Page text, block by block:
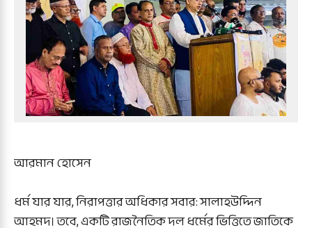
আরমান হোসেন
ধর্ম যার যার, নিরাপত্তার অধিকার সবার: সালাহউদ্দিন
আহমদ। তবে, একটি রাজনৈতিক দল ধর্মের ভিত্তিতে জাতিকে